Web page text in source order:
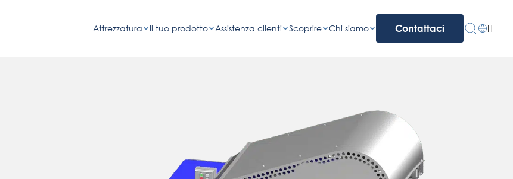
Attrezzatura Il tuo prodotto Assistenza clienti Scoprire Chi siamo Contattaci IT